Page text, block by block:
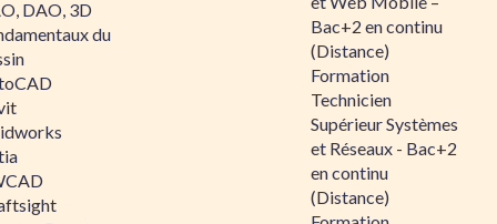
DAO, 3D
du
Bac+2 en continu
(Distance)
Formation
Technicien
Supérieur Systèmes
et Réseaux - Bac+2
en continu
(Distance)